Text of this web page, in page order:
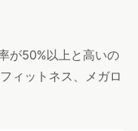
が50%以上と高いの
ィットネス、メガロ